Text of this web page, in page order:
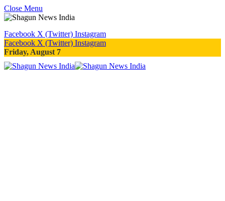
Close Menu
Facebook X (Twitter) Instagram
Facebook X (Twitter) Instagram
Friday, August 7